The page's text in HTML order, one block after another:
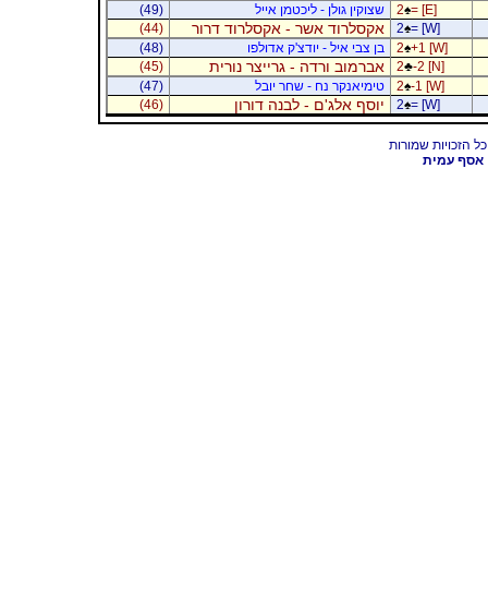
2♠= [E] שצוקין גולן - ליכטמן אייל
(49)
2♠= [W] אקסלרוד אשר - אקסלרוד דרור
(44)
2♠+1 [W] בן צבי איל - יודצ'ק אדולפו
(48)
2♣-2 [N] אברמוב ורדה - גרייצר נורית
(45)
2♠-1 [W] טימיאנקר נח - שחר יובל
(47)
2♠= [W] יוסף אלג'ם - לבנה דורון (46)
אסף עמית